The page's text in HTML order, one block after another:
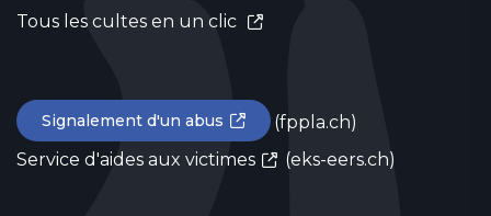
Tous les cultes en un clic
Signalement d'un abus
(fppla.ch)
Service d'aides aux victimes
(eks-eers.ch)